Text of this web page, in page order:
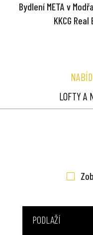
Bydlení META v
KKCG
LOFTY A
PODLAŽÍ